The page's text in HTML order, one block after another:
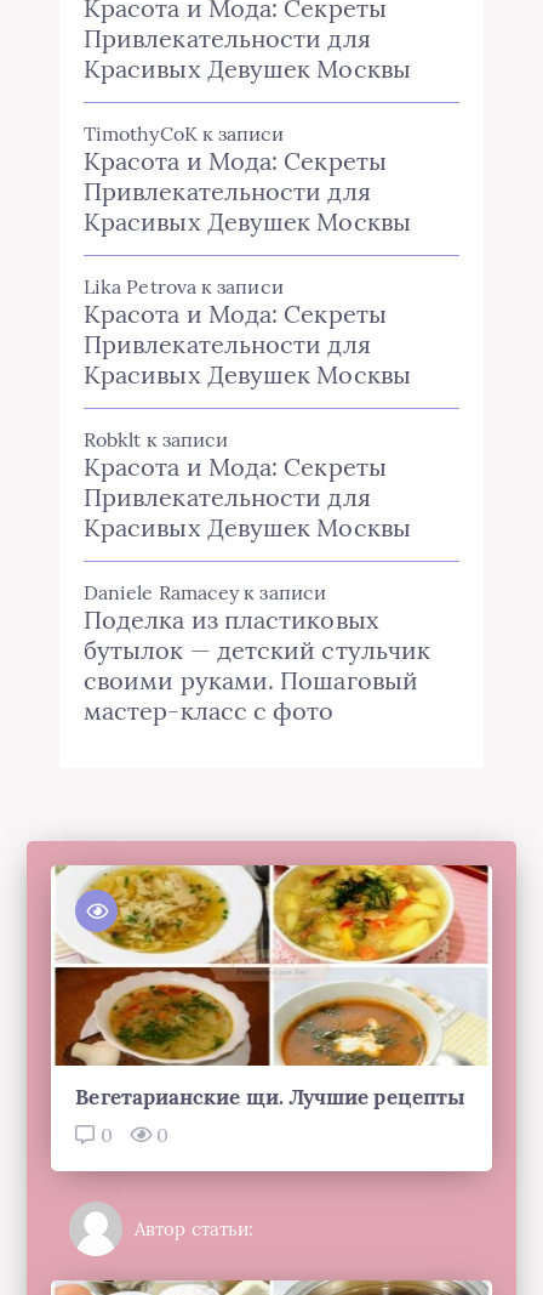
Красота и Мода: Секреты
Привлекательности для
Красивых Девушек Москвы
TimothyCoKк записи
Красота и Мода: Секреты
Привлекательности для
Красивых Девушек Москвы
Lika Petrovaк записи
Красота и Мода: Секреты
Привлекательности для
Красивых Девушек Москвы
Robklt к записи
Красота и Мода: Секреты
Привлекательности для
Красивых Девушек Москвы
Daniele Ramaceyк записи
Поделка из пластиковых
бутылок — детский стульчик
своими руками. Пошаговый
мастер-класс с фото
Вегетарианские щи. Лучшие рецепты
0 0
Автор статьи: